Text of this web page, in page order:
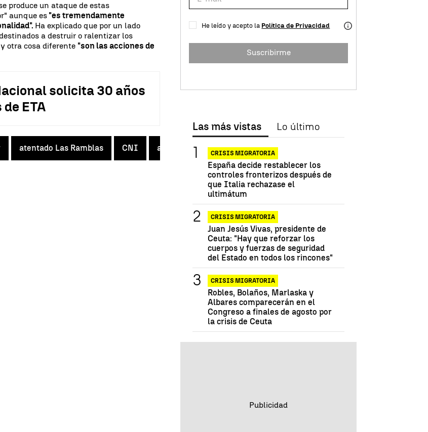
produce un ataque de estas
aunque es "es tremendamente
Ha explicado que por un lado
a destruir o ralentizar los
otra cosa diferente "son las acciones de
solicita 30 años
ETA
atentado Las Ramblas CNI atentado
He leído y acepto la Política de Privacidad
Suscribirme
Las más vistas Lo último
CRISIS MIGRATORIA
España decide restablecer los
controles fronterizos después de
que Italia rechazase el
ultimátum
CRISIS MIGRATORIA
Juan Jesús Vivas, presidente de
Ceuta: "Hay que reforzar los
cuerpos y fuerzas de seguridad
del Estado en todos los rincones"
CRISIS MIGRATORIA
Robles, Bolaños, Marlaska y
Albares comparecerán en el
Congreso a finales de agosto por
la crisis de Ceuta